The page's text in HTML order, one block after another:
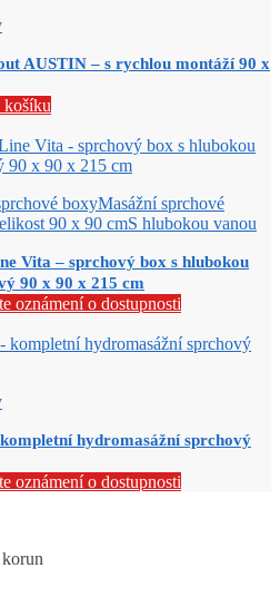
AUSTIN – s rychlou montáží 90 x
košíku
boxyMasážní sprchové
90 x 90 cmS hlubokou vanou
Vita – sprchový box s hlubokou
90 x 90 x 215 cm
oznámení o dostupnosti
hydromasážní sprchový
oznámení o dostupnosti